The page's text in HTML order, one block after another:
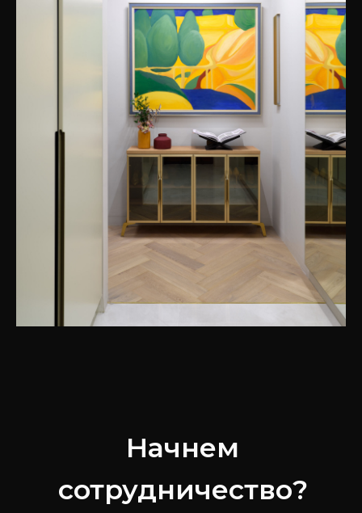
ГЛАВНАЯ
КОНТАКТЫ
УСЛУГИ
ПОРТФОЛИО
waw.almaty@gmail.com
+7 700 618 80 08